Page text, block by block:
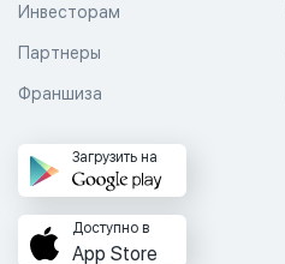
Инвесторам
Партнеры
Франшиза
Загрузить на
Доступно в
App Store